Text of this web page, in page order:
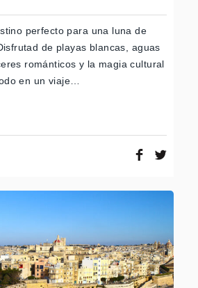
perfecto para una luna de
de playas blancas, aguas
románticos y la magia cultural
en un viaje…